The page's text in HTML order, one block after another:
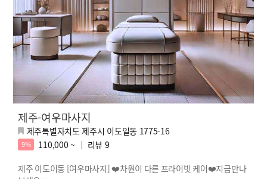
제주-여우마사지
제주특별자치도 제주시 이도일동 1775-16
9% 110,000 ~ 리뷰 9
제주 이도이동 [여우마사지] ❤️차원이 다른 프라이빗 케어❤️지금만나